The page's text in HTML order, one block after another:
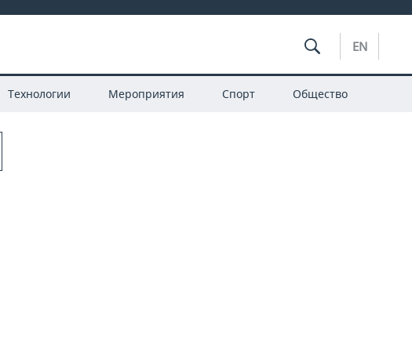
EN
Технологии Мероприятия Спорт Общество